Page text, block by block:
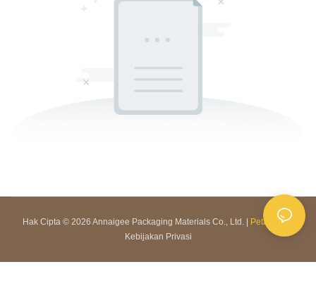
Hak Cipta © 2026 Annaigee Packaging Materials Co., Ltd. | Peta Situs|
Kebijakan Privasi